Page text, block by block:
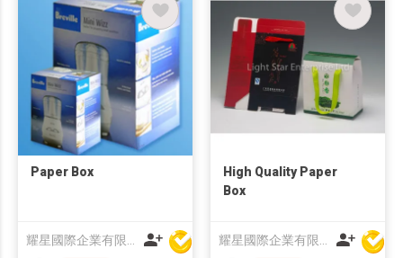
Paper Box
High Quality Paper
Box